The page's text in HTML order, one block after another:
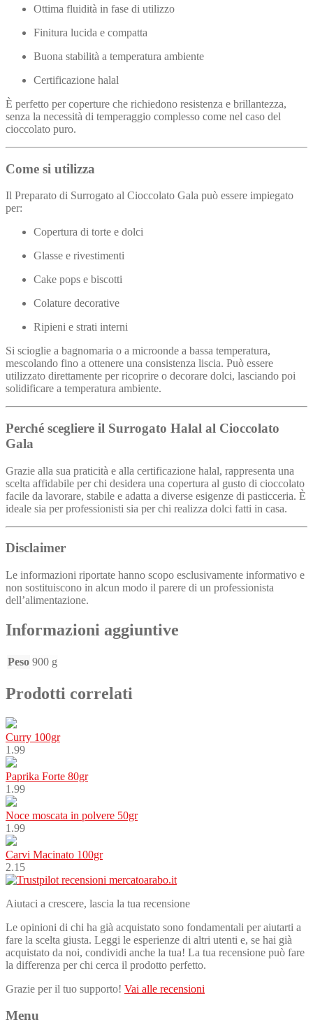
Ottima fluidità in fase di utilizzo
Finitura lucida e compatta
Buona stabilità a temperatura ambiente
Certificazione halal
È perfetto per coperture che richiedono resistenza e brillantezza,
senza la necessità di temperaggio complesso come nel caso del
cioccolato puro.
Come si utilizza
Il Preparato di Surrogato al Cioccolato Gala può essere impiegato
per:
Copertura di torte e dolci
Glasse e rivestimenti
Cake pops e biscotti
Colature decorative
Ripieni e strati interni
Si scioglie a bagnomaria o a microonde a bassa temperatura,
mescolando fino a ottenere una consistenza liscia. Può essere
utilizzato direttamente per ricoprire o decorare dolci, lasciando poi
solidificare a temperatura ambiente.
Perché scegliere il Surrogato Halal al Cioccolato
Gala
Grazie alla sua praticità e alla certificazione halal, rappresenta una
scelta affidabile per chi desidera una copertura al gusto di cioccolato
facile da lavorare, stabile e adatta a diverse esigenze di pasticceria. È
ideale sia per professionisti sia per chi realizza dolci fatti in casa.
Disclaimer
Le informazioni riportate hanno scopo esclusivamente informativo e
non sostituiscono in alcun modo il parere di un professionista
dell’alimentazione.
Informazioni aggiuntive
Peso 900 g
Prodotti correlati
Curry 100gr
1.99
Paprika Forte 80gr
1.99
Noce moscata in polvere 50gr
1.99
Carvi Macinato 100gr
2.15
Aiutaci a crescere, lascia la tua recensione
Le opinioni di chi ha già acquistato sono fondamentali per aiutarti a
fare la scelta giusta. Leggi le esperienze di altri utenti e, se hai già
acquistato da noi, condividi anche la tua! La tua recensione può fare
la differenza per chi cerca il prodotto perfetto.
Grazie per il tuo supporto! Vai alle recensioni
Menu